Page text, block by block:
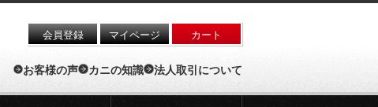
会員登録 マイページ カート
お客様の声 カニの知識 法人取引について